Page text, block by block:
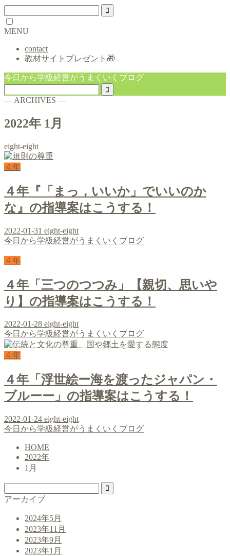
MENU
contact
教材サイトプレゼント🎁
今日から学級経営がうまくいくブログ
― ARCHIVES ―
2022年 1月
eight-eight
４年
４年『「まっ，いいか」でいいのか
な』の指導案はこうする！
2022-01-31 eight-eight
今日から学級経営がうまくいくブログ
４年
４年「三つのつつみ」【親切、思いや
り】の指導案はこうする！
2022-01-28 eight-eight
今日から学級経営がうまくいくブログ
４年
４年「浮世絵ー海を渡ったジャパン・
ブルーー」の指導案はこうする！
2022-01-24 eight-eight
今日から学級経営がうまくいくブログ
HOME
2022年
1月
アーカイブ
2024年5月
2023年11月
2023年9月
2023年1月